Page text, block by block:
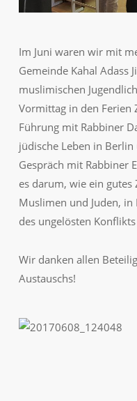
Im Juni waren wir mit
Gemeinde Kahal Adass
muslimischen
Vormittag in den Ferien
Führung mit Rabbiner
jüdische Leben in
Gespräch mit Rabbiner
es darum, wie ein
Muslimen und Juden,
des ungelösten
Wir danken allen
Austauschs!